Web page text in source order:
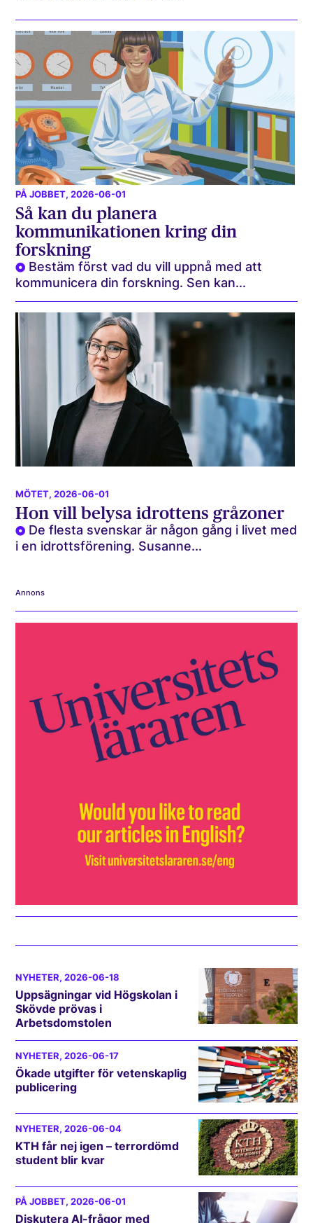
PÅ JOBBET, 2026-06-01
Så kan du planera
kommunikationen kring din
forskning
Bestäm först vad du vill uppnå med att
kommunicera din forskning. Sen kan...
MÖTET, 2026-06-01
Hon vill belysa idrottens gråzoner
De flesta svenskar är någon gång i livet med
i en idrottsförening. Susanne...
Annons
NYHETER, 2026-06-18
Uppsägningar vid Högskolan i
Skövde prövas i
Arbetsdomstolen
NYHETER, 2026-06-17
Ökade utgifter för vetenskaplig
publicering
NYHETER, 2026-06-04
KTH får nej igen – terrordömd
student blir kvar
PÅ JOBBET, 2026-06-01
Diskutera AI-frågor med